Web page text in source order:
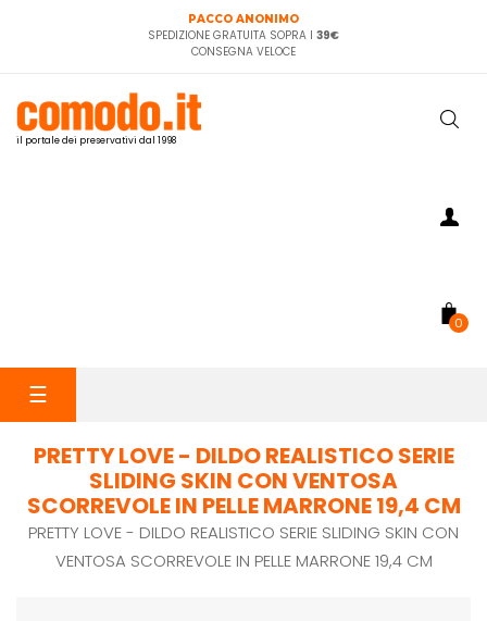
PACCO ANONIMO
SPEDIZIONE GRATUITA SOPRA I 39€
CONSEGNA VELOCE
il portale dei preservativi dal 1998
0
navigazione
☰
PRETTY LOVE - DILDO REALISTICO SERIE
SLIDING SKIN CON VENTOSA
SCORREVOLE IN PELLE MARRONE 19,4 CM
PRETTY LOVE - DILDO REALISTICO SERIE SLIDING SKIN CON
VENTOSA SCORREVOLE IN PELLE MARRONE 19,4 CM